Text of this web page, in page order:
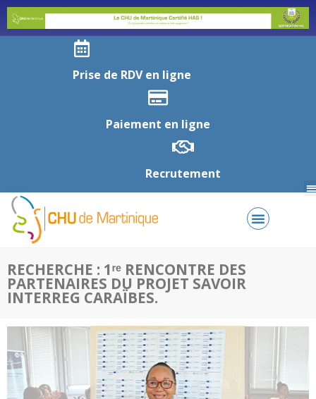
Prise de RDV en ligne
Paiement en ligne
Recrutement
RECHERCHE : 1ʳᵉ RENCONTRE DES
PARTENAIRES DU PROJET SAVOIR
INTERREG CARAÏBES.